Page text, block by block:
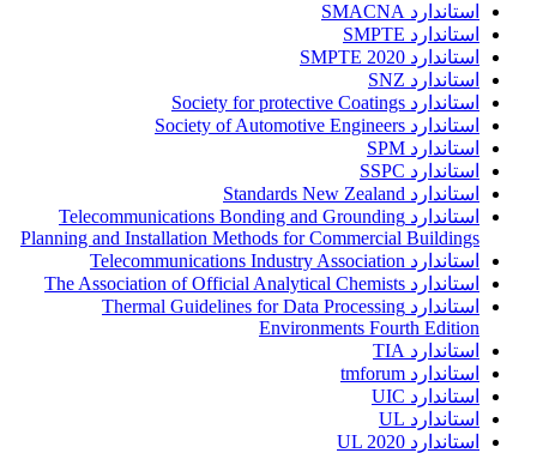
استاندارد SMACNA
استاندارد SMPTE
استاندارد SMPTE 2020
استاندارد SNZ
استاندارد Society for protective Coatings
استاندارد Society of Automotive Engineers
استاندارد SPM
استاندارد SSPC
استاندارد Standards New Zealand
استاندارد Telecommunications Bonding and Grounding
Planning and Installation Methods for Commercial Buildings
استاندارد Telecommunications Industry Association
استاندارد The Association of Official Analytical Chemists
استاندارد Thermal Guidelines for Data Processing
Environments Fourth Edition
استاندارد TIA
استاندارد tmforum
استاندارد UIC
استاندارد UL
استاندارد UL 2020